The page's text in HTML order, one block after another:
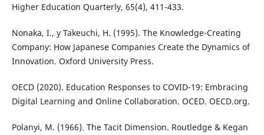
Higher Education Quarterly, 65(4), 411-433.
Nonaka, I., y Takeuchi, H. (1995). The Knowledge-Creating
Company: How Japanese Companies Create the Dynamics of
Innovation. Oxford University Press.
OECD (2020). Education Responses to COVID-19: Embracing
Digital Learning and Online Collaboration. OCED. OECD.org.
Polanyi, M. (1966). The Tacit Dimension. Routledge & Kegan